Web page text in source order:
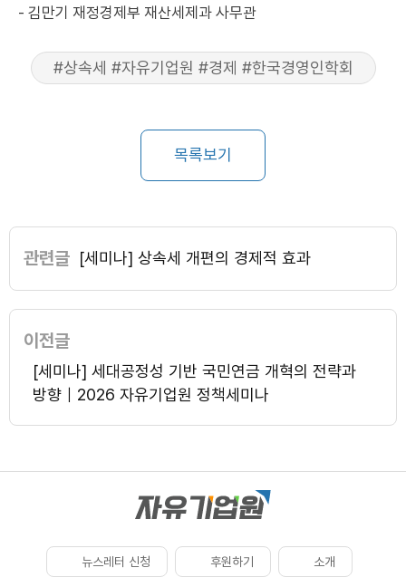
- 김만기 재정경제부 재산세제과 사무관
#상속세 #자유기업원 #경제 #한국경영인학회
목록보기
관련글 [세미나] 상속세 개편의 경제적 효과
이전글
[세미나] 세대공정성 기반 국민연금 개혁의 전략과
방향｜2026 자유기업원 정책세미나
뉴스레터 신청 후원하기 소개